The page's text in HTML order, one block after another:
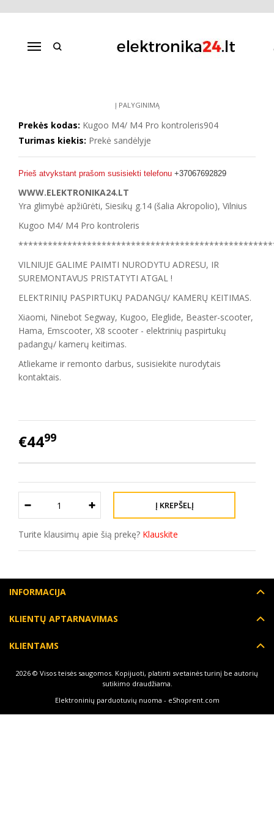
Navigacija
Pagrindinis Paspirtukai
Atsarginės dalys + servisas
KUGOO M4/ M4 PRO KONTROLERIS
Į PALYGINIMĄ
Prekės kodas: Kugoo M4/ M4 Pro kontroleris904
Turimas kiekis: Prekė sandėlyje
Prieš atvykstant prašom susisiekti telefonu +37067692829
WWW.ELEKTRONIKA24.LT
Yra glimybė apžiūrėti, Siesikų g.14 (šalia Akropolio), Vilnius
Kugoo M4/ M4 Pro kontroleris
VILNIUJE GALIME PAIMTI NURODYTU ADRESU, IR
SUREMONTAVUS PRISTATYTI ATGAL !
ELEKTRINIŲ PASPIRTUKŲ PADANGŲ/ KAMERŲ KEITIMAS.
Xiaomi, Ninebot Segway, Kugoo, Eleglide, Beaster-scooter,
Hama, Emscooter, X8 scooter - elektrinių paspirtukų
padangų/ kamerų keitimas.
Atliekame ir remonto darbus, susisiekite nurodytais
kontaktais.
€4499
Turite klausimų apie šią prekę? Klauskite
INFORMACIJA
KLIENTŲ APTARNAVIMAS
KLIENTAMS
2026 © Visos teisės saugomos. Kopijuoti, platinti svetainės turinį be autorių
sutikimo draudžiama.
Elektroninių parduotuvių nuoma - eShoprent.com